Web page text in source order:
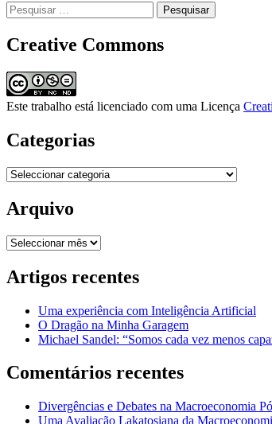
Pesquisar
por:
Creative Commons
Este trabalho está licenciado com uma Licença
Categorias
Categorias
Arquivo
Arquivo
Artigos recentes
Uma experiência com Inteligência Artificial
O Dragão na Minha Garagem
Michael Sandel: “Somos cada vez menos
Comentários recentes
Divergências e Debates na Macroeconomia
Uma Avaliação Lakatosiana da